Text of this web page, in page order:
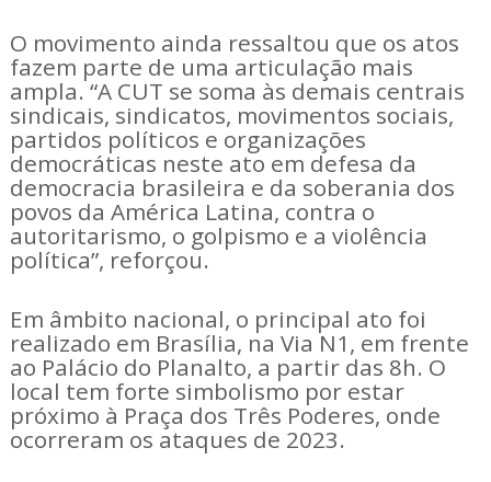
O movimento ainda ressaltou que os atos
fazem parte de uma articulação mais
ampla. “A CUT se soma às demais centrais
sindicais, sindicatos, movimentos sociais,
partidos políticos e organizações
democráticas neste ato em defesa da
democracia brasileira e da soberania dos
povos da América Latina, contra o
autoritarismo, o golpismo e a violência
política”, reforçou.
Em âmbito nacional, o principal ato foi
realizado em Brasília, na Via N1, em frente
ao Palácio do Planalto, a partir das 8h. O
local tem forte simbolismo por estar
próximo à Praça dos Três Poderes, onde
ocorreram os ataques de 2023.